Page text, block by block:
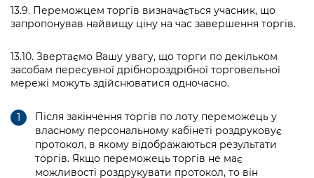
13.9. Переможцем торгів визначається учасник, що
запропонував найвищу ціну на час завершення торгів.
13.10. Звертаємо Вашу увагу, що торги по декільком
засобам пересувної дрібнороздрібної торговельної
мережі можуть здійснюватися одночасно.
Після закінчення торгів по лоту переможець у
власному персональному кабінеті роздруковує
протокол, в якому відображаються результати
торгів. Якщо переможець торгів не має
можливості роздрукувати протокол, то він